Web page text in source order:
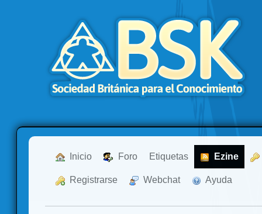
Inicio Foro Etiquetas Ezine
Registrarse Webchat Ayuda